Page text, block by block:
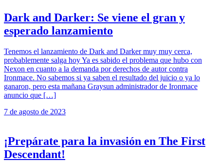
Dark and Darker: Se viene el gran y
esperado lanzamiento
Tenemos el lanzamiento de Dark and Darker muy muy cerca,
probablemente salga hoy Ya es sabido el problema que hubo con
Nexon en cuanto a la demanda por derechos de autor contra
Ironmace. No sabemos si ya saben el resultado del juicio o ya lo
ganaron, pero esta mañana Graysun administrador de Ironmace
anuncio que […]
7 de agosto de 2023
¡Prepárate para la invasión en The First
Descendant!